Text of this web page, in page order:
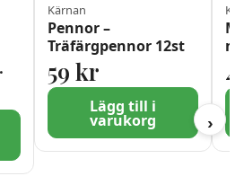
Kärnan
Pennor –
Träfärgpennor 12st
59 kr
Lägg till i
varukorg ›